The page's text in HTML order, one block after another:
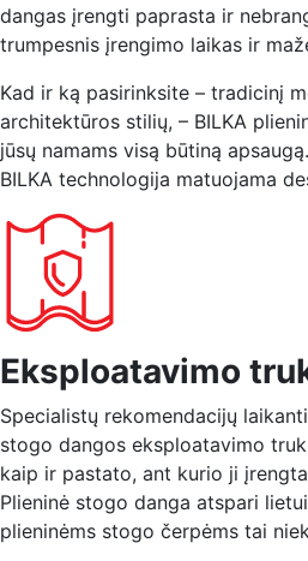
dangas įrengti paprasta ir
trumpesnis įrengimo laikas ir
Kad ir ką pasirinksite – tradicinį
architektūros stilių, – BILKA
jūsų namams visą būtiną
BILKA technologija matuojama
Eksploatavimo
Specialistų rekomendacijų
stogo dangos eksploatavimo
kaip ir pastato, ant kurio ji
Plieninė stogo danga atspari
plieninėms stogo čerpėms tai